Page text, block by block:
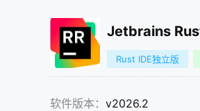
Jetbrains
Rust IDE独立版
软件版本： v2026.2